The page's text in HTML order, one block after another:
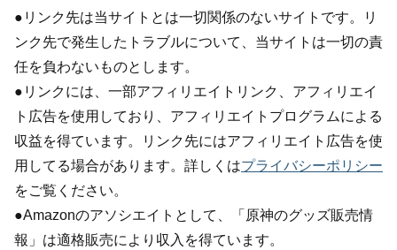
●リンク先は当サイトとは一切関係のないサイトです。リ
ンク先で発生したトラブルについて、当サイトは一切の責
任を負わないものとします。
●リンクには、一部アフィリエイトリンク、アフィリエイ
ト広告を使用しており、アフィリエイトプログラムによる
収益を得ています。リンク先にはアフィリエイト広告を使
用してる場合があります。詳しくはプライバシーポリシー
をご覧ください。
●Amazonのアソシエイトとして、「原神のグッズ販売情
報」は適格販売により収入を得ています。